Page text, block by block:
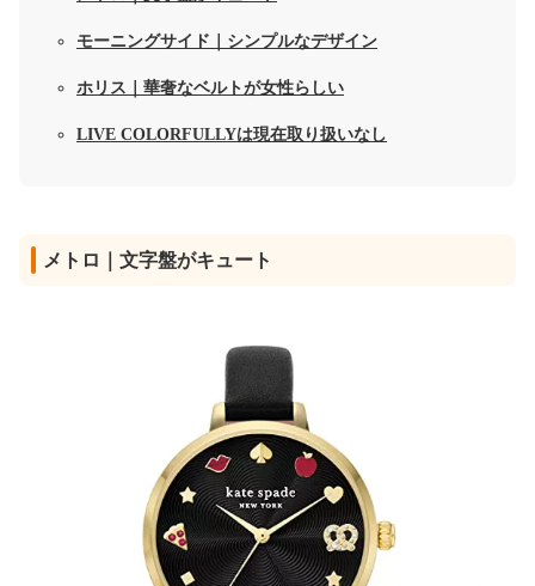
モーニングサイド｜シンプルなデザイン
ホリス｜華奢なベルトが女性らしい
LIVE COLORFULLYは現在取り扱いなし
メトロ｜文字盤がキュート